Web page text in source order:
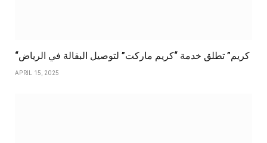
“كريم” تطلق خدمة “كريم ماركت” لتوصيل البقالة في الرياض
APRIL 15, 2025